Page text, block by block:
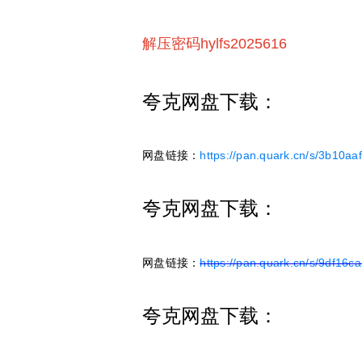
解压密码hylfs2025616
夸克网盘下载：
网盘链接： https://pan.quark.cn/s/
夸克网盘下载：
网盘链接：https://pan.quark.cn/s/
夸克网盘下载：